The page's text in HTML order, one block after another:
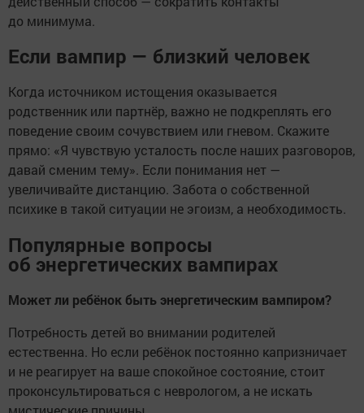
до минимума.
Если вампир — близкий человек
Когда источником истощения оказывается
родственник или партнёр, важно не подкреплять его
поведение своим сочувствием или гневом. Скажите
прямо: «Я чувствую усталость после наших разговоров,
давай сменим тему». Если понимания нет —
увеличивайте дистанцию. Забота о собственной
психике в такой ситуации не эгоизм, а необходимость.
Популярные вопросы
об энергетических вампирах
Может ли ребёнок быть энергетическим вампиром?
Потребность детей во внимании родителей
естественна. Но если ребёнок постоянно капризничает
и не реагирует на ваше спокойное состояние, стоит
проконсультироваться с неврологом, а не искать